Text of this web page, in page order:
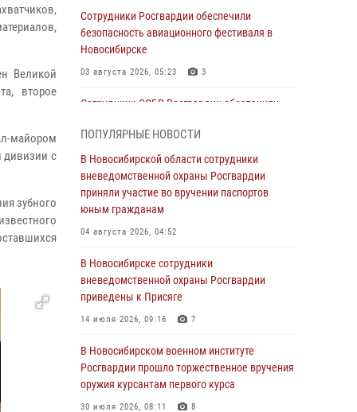
Великой
второе
майором
дивизии с
зубного
Сотрудники Росгвардии обеспечили
безопасность авиационного фестиваля в
Новосибирске
03 августа 2026, 05:23 3
Сотрудники СОБР Росгвардии обеспечили
обысков в рамках расследования серии
мошенничеств
31 июля 2026, 07:52
В Новосибирском военном институте
30 июля 2026, 08:11 8
При силовой поддержке бойцов ОМОН и
СОБР Росгвардии пресечена деятельность
сфере страхования
29 июля 2026, 05:19
В Новосибирске сотрудниками
ПОПУЛЯРНЫЕ НОВОСТИ
В Новосибирской области сотрудники
вневедомственной охраны Росгвардии
приняли участие во вручении паспортов
юным гражданам
04 августа 2026, 04:52
В Новосибирске сотрудники
вневедомственной охраны Росгвардии
приведены к Присяге
14 июля 2026, 09:16 7
В Новосибирском военном институте
Росгвардии прошло торжественное вручения
оружия курсантам первого курса
30 июля 2026, 08:11 8